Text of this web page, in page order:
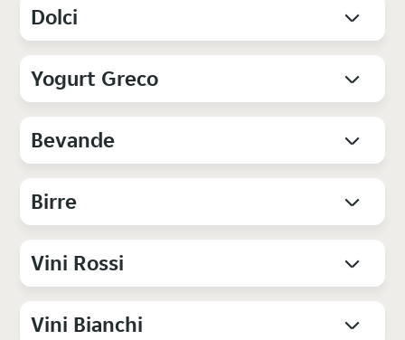
Dolci
Yogurt Greco
Bevande
Birre
Vini Rossi
Vini Bianchi